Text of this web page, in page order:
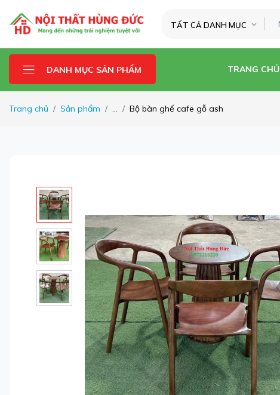
TẤT CẢ DANH MỤC
DANH MỤC SẢN PHẨM TRANG CHỦ
Trang chủ Sản phẩm ... Bộ bàn ghế cafe gỗ ash